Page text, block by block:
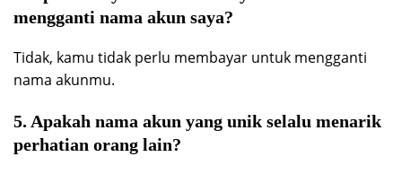
mengganti nama akun saya?
Tidak, kamu tidak perlu membayar untuk mengganti
nama akunmu.
5. Apakah nama akun yang unik selalu menarik
perhatian orang lain?